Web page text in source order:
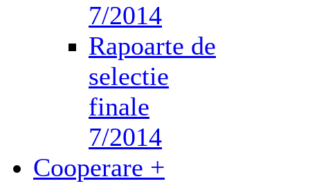
7/2014
Rapoarte de
selectie
finale
7/2014
Cooperare +